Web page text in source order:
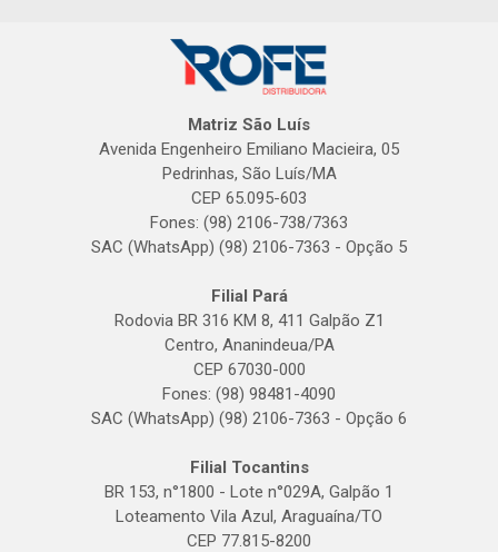
Matriz São Luís
Avenida Engenheiro Emiliano Macieira, 05
Pedrinhas, São Luís/MA
CEP 65.095-603
Fones: (98) 2106-738/7363
SAC (WhatsApp) (98) 2106-7363 - Opção 5
Filial Pará
Rodovia BR 316 KM 8, 411 Galpão Z1
Centro, Ananindeua/PA
CEP 67030-000
Fones: (98) 98481-4090
SAC (WhatsApp) (98) 2106-7363 - Opção 6
Filial Tocantins
BR 153, n°1800 - Lote n°029A, Galpão 1
Loteamento Vila Azul, Araguaína/TO
CEP 77.815-8200